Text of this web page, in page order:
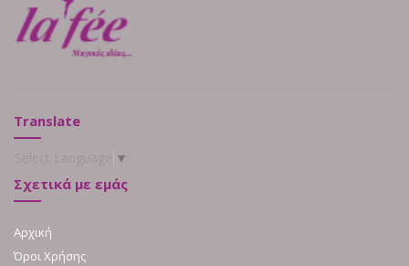
Translate
▼
Σχετικά με εμάς
Αρχική
Όροι Χρήσης